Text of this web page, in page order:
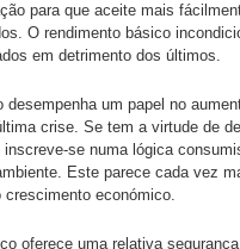
para que aceite mais
O rendimento básico
em detrimento dos últimos.
um papel no
crise. Se tem a virtude de
se numa lógica
Este parece cada vez
económico.
oferece uma relativa